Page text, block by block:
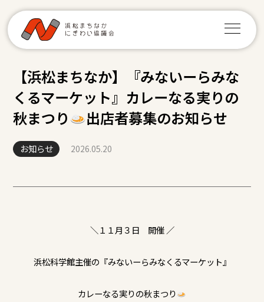
【浜松まちなか】『みないーらみな
くるマーケット』カレーなる実りの
秋まつり
出店者募集のお知らせ
お知らせ 2026.05.20
＼１１月３日 開催 ／
浜松科学館主催の『みないーらみなくるマーケット』
カレーなる実りの秋まつり